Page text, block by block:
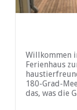
Willkommen
Ferienhaus
180-Grad-
das, was die
Bild“